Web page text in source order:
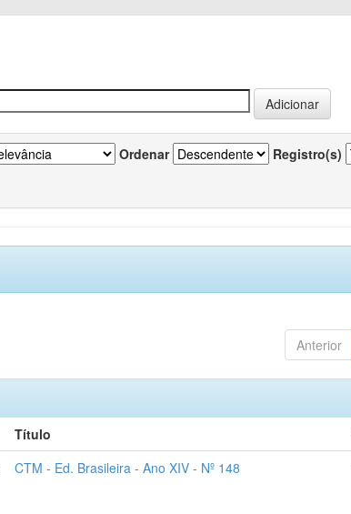
Ordenar Registro(s)
Anterior
Título
CTM - Ed. Brasileira - Ano XIV - Nº 148